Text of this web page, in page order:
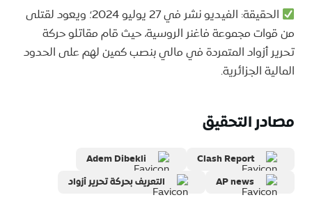
الحقيقة: الفيديو نشر في 27 يوليو 2024؛ ويعود لقتلى
من قوات مجموعة فاغنر الروسية، حيث قام مقاتلو حركة
تحرير أزواد المتمردة في مالي بنصب كمين لهم على الحدود
المالية الجزائرية.
مصادر التحقيق
Clash Report
Adem Dibekli
AP news
التعريف بحركة تحرير أزواد